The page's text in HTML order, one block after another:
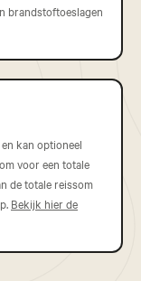
brandstoftoeslagen
kan optioneel
voor een totale
de totale reissom
Bekijk hier de